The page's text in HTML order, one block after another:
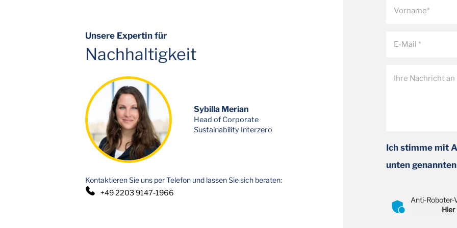
Unsere Expertin für
Nachhaltigkeit
Sybilla Merian
Head of Corporate
Sustainability Interzero
Kontaktieren Sie uns per Telefon und lassen Sie sich beraten:
+49 2203 9147-1966
Ich stimme mit
unten
Anti-Roboter-